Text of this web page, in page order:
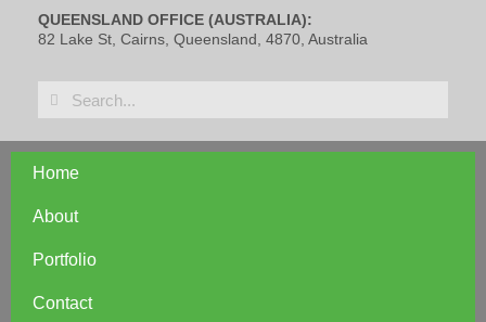
QUEENSLAND OFFICE (AUSTRALIA):
82 Lake St, Cairns, Queensland, 4870, Australia
Home
About
Portfolio
Contact